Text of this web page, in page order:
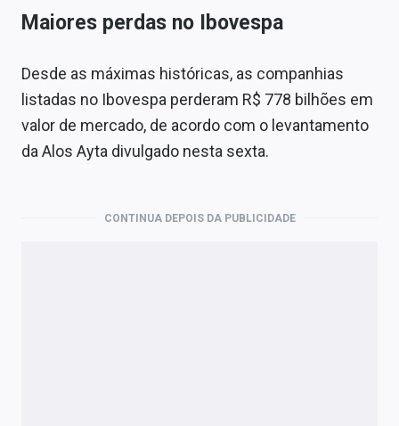
Maiores perdas no Ibovespa
Desde as máximas históricas, as companhias
listadas no Ibovespa perderam R$ 778 bilhões em
valor de mercado, de acordo com o levantamento
da Alos Ayta divulgado nesta sexta.
CONTINUA DEPOIS DA PUBLICIDADE